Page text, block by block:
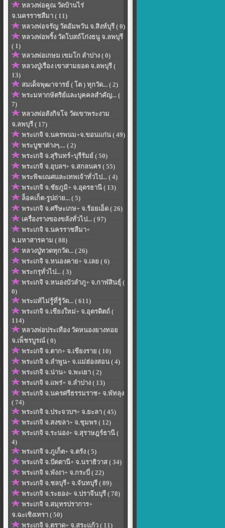
หลวงพ่อคูณ วัดบ้านไร่
จ.นครราชสีมา ( 11)
หลวงพ่อจรัญ วัดอัมพวัน จ.สิงห์บุรี ( 0)
หลวงพ่อพริ้ง วัดโบสถ์โก่งธนู จ.ลพบุรี
( 1)
หลวงพ่อเกษม เขมโก ลำปาง ( 0)
หลวงปู่เรือง เขาสามยอด จ.ลพบุรี (
13)
สมเด็จพุฒาจารย์ ( โต ) ทุกวัด... ( 2)
พระมหากษัตริย์และบุคคลสำคัญ... (
7)
หลวงพ่อสังกิจโจ วัดเขาพระงาม
จ.ลพบุรี ( 17)
พระเกจิ จ.นครพนม+จ.ขอนแก่น ( 49)
พระบูชาต่างๆ.... ( 2)
พระเกจิ จ.สุรินทร์+บุรีรัมย์ ( 50)
พระเกจิ จ.อุบลฯ+ จ.สกลนคร ( 55)
พระพิฆเณศและเทพเจ้าทั่วไป... ( 4)
พระเกจิ จ.ชัยภูมิ+ จ.อุดรธานี ( 13)
ล็อคเก็ต-รูปถ่าย... ( 5)
พระเกจิ จ.ศรีษะเกษ+ จ.ร้อยเอ็ด ( 26)
เครื่องรางของขลังทั่วไป... ( 97)
พระเกจิ จ.นครราชสีมา+
จ.มหาสารคาม ( 88)
หลวงปู่ทวดทุกวัด... ( 26)
พระเกจิ จ.หนองคาย+ จ.เลย ( 6)
พระกรุทั่วไป... ( 3)
พระเกจิ จ.หนองบัวลำภู+ จ.กาฬสินธุ์ (
0)
พระแท้ไม่รู้ที่รู้วัด... ( 611)
พระเกจิ จ.เชียงใหม่+ จ.อุตรดิตถ์ (
114)
หลวงพ่อประเทือง วัดหนองยางทอย
จ.เพ็ชรบูรณ์ ( 0)
พระเกจิ จ.ตาก+ จ.เชียงราย ( 10)
พระเกจิ จ.ลำพูน+ จ.แม่ฮ่องสอน ( 4)
พระเกจิ จ.น่าน+ จ.พะเยา ( 2)
พระเกจิ จ.แพร่+ จ.ลำปาง ( 13)
พระเกจิ จ.นครศรีธรรมราช+ จ.พัทลุง
( 74)
พระเกจิ จ.ประจวบฯ+ จ.ยะลา ( 45)
พระเกจิ จ.สงขลา+ จ.ชุมพร ( 12)
พระเกจิ จ.ระนอง+ จ.สุราษฎร์ธานี (
4)
พระเกจิ จ.ภูเก็ต+ จ.ตรัง ( 5)
พระเกจิ จ.ปัตตานี+ จ.นราธิวาส ( 34)
พระเกจิ จ.พังงา+ จ.กระบี่ ( 22)
พระเกจิ จ.ชลบุรี+ จ.จันทบุรี ( 89)
พระเกจิ จ.ระยอง+ จ.ปราจีนบุรี ( 78)
พระเกจิ จ.สมุทรปราการ+
จ.ฉะเชิงเทรา ( 50)
พระเกจิ จ.ตราด+ จ.สระแก้ว ( 11)